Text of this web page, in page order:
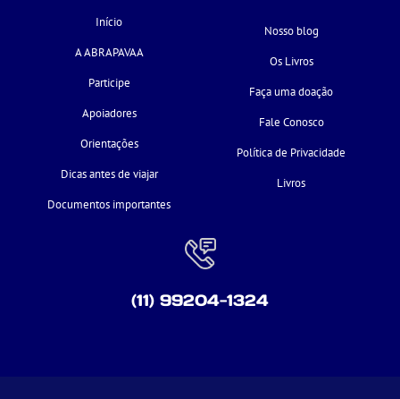
Início
A ABRAPAVAA
Participe
Apoiadores
Orientações
Dicas antes de viajar
Documentos importantes
Nosso blog
Os Livros
Faça uma doação
Fale Conosco
Política de Privacidade
Livros
(11) 99204-1324